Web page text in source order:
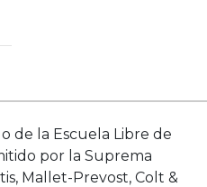
de la Escuela Libre de
por la Suprema
Mallet-Prevost, Colt &